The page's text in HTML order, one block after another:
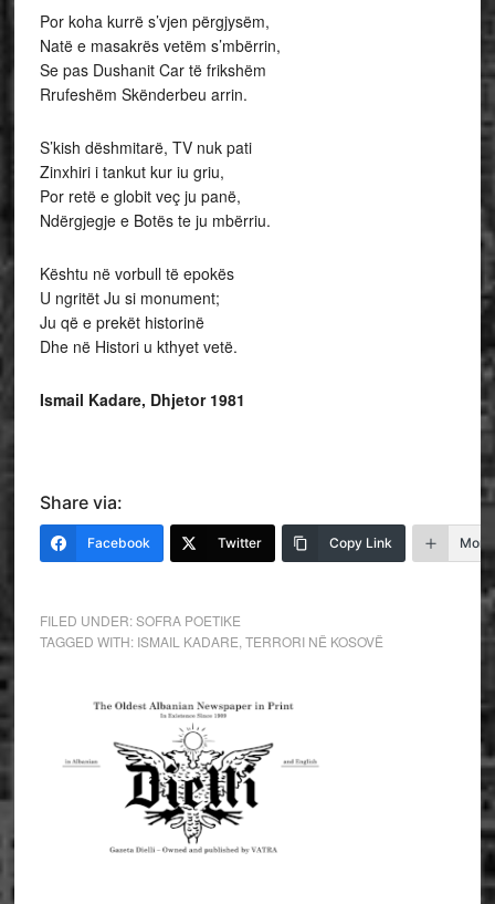
Por koha kurrë s’vjen përgjysëm,
Natë e masakrës vetëm s’mbërrin,
Se pas Dushanit Car të frikshëm
Rrufeshëm Skënderbeu arrin.
S’kish dëshmitarë, TV nuk pati
Zinxhiri i tankut kur iu griu,
Por retë e globit veç ju panë,
Ndërgjegje e Botës te ju mbërriu.
Kështu në vorbull të epokës
U ngritët Ju si monument;
Ju që e prekët historinë
Dhe në Histori u kthyet vetë.
Ismail Kadare, Dhjetor 1981
Share via:
Facebook Twitter Copy Link More
FILED UNDER:SOFRA POETIKE
TAGGED WITH: ISMAIL KADARE TERRORI NË KOSOVË